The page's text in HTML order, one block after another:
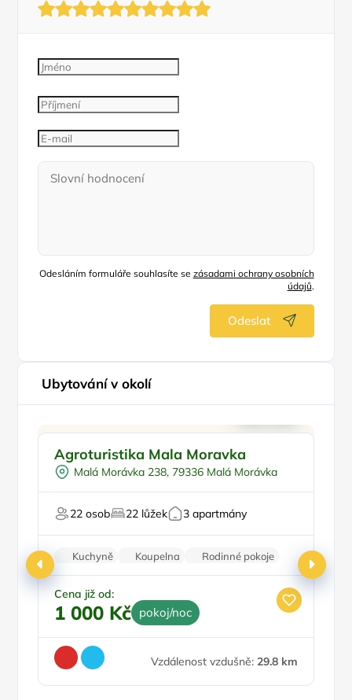
Odesláním formuláře souhlasíte se zásadami ochrany osobních
údajů.
Odeslat
Ubytování v okolí
Návštěva farmy
Pro cyklisty
Pro milovníky přírody
Pro hosty s omezením
Agroturistika Mala Moravka
Malá Morávka 238, 79336 Malá Morávka
22 osob 22 lůžek 3 apartmány
Kuchyně Koupelna
Rodinné pokoje
Zvířata povolena
Stolní hry
Cena již od:
1 000 Kč pokoj/noc
Vzdálenost vzdušně: 29.8 km